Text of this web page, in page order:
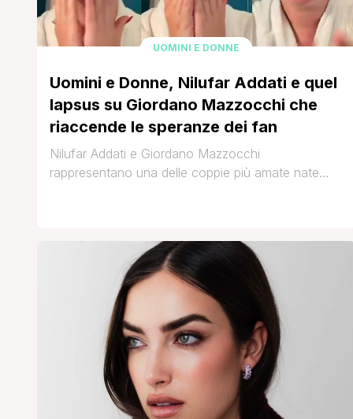
UOMINI E DONNE
Uomini e Donne, Nilufar Addati e quel
lapsus su Giordano Mazzocchi che
riaccende le speranze dei fan
Nilufar Addati e Giordano Mazzocchi
rappresentano una delle coppie più amate nate
possibile ritorno di fiamma. Molto spesso il loro
fandom Gilufar torna in tendenza sui social e in
molti continuano a [']